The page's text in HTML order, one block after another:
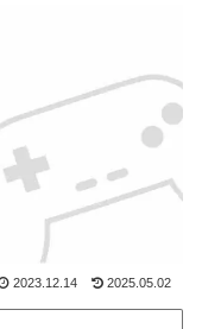
2023.12.14 2025.05.02